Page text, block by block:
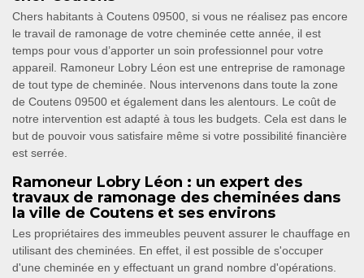
Chers habitants à Coutens 09500, si vous ne réalisez pas encore
le travail de ramonage de votre cheminée cette année, il est
temps pour vous d’apporter un soin professionnel pour votre
appareil. Ramoneur Lobry Léon est une entreprise de ramonage
de tout type de cheminée. Nous intervenons dans toute la zone
de Coutens 09500 et également dans les alentours. Le coût de
notre intervention est adapté à tous les budgets. Cela est dans le
but de pouvoir vous satisfaire même si votre possibilité financière
est serrée.
Ramoneur Lobry Léon : un expert des
travaux de ramonage des cheminées dans
la ville de Coutens et ses environs
Les propriétaires des immeubles peuvent assurer le chauffage en
utilisant des cheminées. En effet, il est possible de s'occuper
d'une cheminée en y effectuant un grand nombre d'opérations.